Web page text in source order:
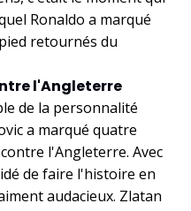
Ronaldo a marqué
retournés du
l'Angleterre
de la personnalité
a marqué quatre
l'Angleterre. Avec
de faire l'histoire en
audacieux. Zlatan